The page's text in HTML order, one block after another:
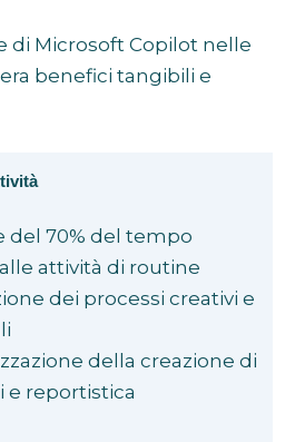
di Microsoft Copilot nelle
benefici tangibili e
del 70% del tempo
attività di routine
dei processi creativi e
della creazione di
reportistica